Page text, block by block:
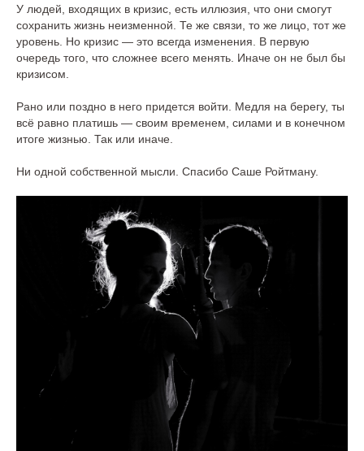
У людей, входящих в кризис, есть иллюзия, что они смогут
сохранить жизнь неизменной. Те же связи, то же лицо, тот же
уровень. Но кризис — это всегда изменения. В первую
очередь того, что сложнее всего менять. Иначе он не был бы
кризисом.
Рано или поздно в него придется войти. Медля на берегу, ты
всё равно платишь — своим временем, силами и в конечном
итоге жизнью. Так или иначе.
Ни одной собственной мысли. Спасибо Саше Ройтману.